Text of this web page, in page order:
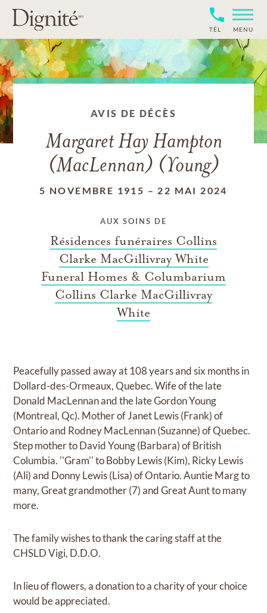
TÉL MENU
AVIS DE DÉCÈS
Margaret Hay Hampton
(MacLennan) (Young)
5 NOVEMBRE 1915 – 22 MAI 2024
AUX SOINS DE
Résidences funéraires Collins
Clarke MacGillivray White
Funeral Homes & Columbarium
Collins Clarke MacGillivray
White
Peacefully passed away at 108 years and six months in
Dollard-des-Ormeaux, Quebec. Wife of the late
Donald MacLennan and the late Gordon Young
(Montreal, Qc). Mother of Janet Lewis (Frank) of
Ontario and Rodney MacLennan (Suzanne) of Quebec.
Step mother to David Young (Barbara) of British
Columbia. ''Gram'' to Bobby Lewis (Kim), Ricky Lewis
(Ali) and Donny Lewis (Lisa) of Ontario. Auntie Marg to
many, Great grandmother (7) and Great Aunt to many
more.
The family wishes to thank the caring staff at the
CHSLD Vigi, D.D.O.
In lieu of flowers, a donation to a charity of your choice
would be appreciated.